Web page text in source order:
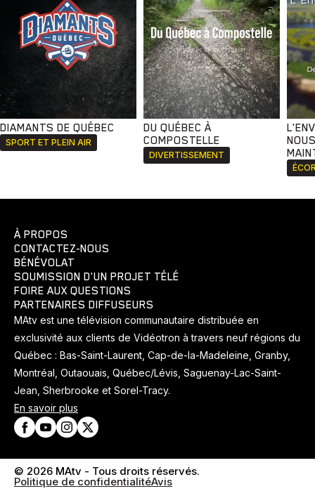
DIAMANTS DE QUÉBEC
SPORT ET PLEIN AIR
DU QUÉBEC À
COMPOSTELLE
DIVERTISSEMENT
À PROPOS
CONTACTEZ-NOUS
BÉNÉVOLAT
SOUMISSION D'UN PROJET TÉLÉ
FOIRE AUX QUESTIONS
PARTENAIRES DIFFUSEURS
MAtv est une télévision communautaire distribuée en
exclusivité aux clients de Vidéotron à travers neuf régions du
Québec : Bas-Saint-Laurent, Cap-de-la-Madeleine, Granby,
Montréal, Outaouais, Québec/Lévis, Saguenay-Lac-Saint-
Jean, Sherbrooke et Sorel-Tracy.
En savoir plus
© 2026 MAtv - Tous droits réservés.
Politique de confidentialitéAvis